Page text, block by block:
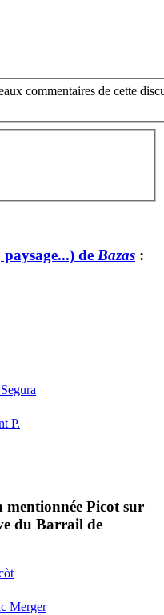
commentaires de cette
de Bazas :
P.
Picot sur
du Barrail de
Merger